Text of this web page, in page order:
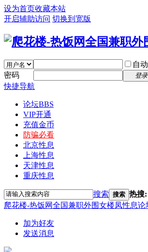
设为首页收藏本站
开启辅助访问 切换到宽版
自
密码
登录
快捷导航
论坛BBS
VIP开通
充值金币
防骗必看
北京性息
上海性息
天津性息
重庆性息
搜索 搜索 热搜:
爬花楼-热饭网全国兼职外围女楼凤性息论
加为好友
发送消息